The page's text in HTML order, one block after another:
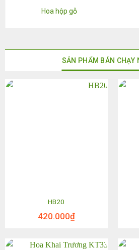
Hoa hộp gỗ
SẢN PHẨM BÁN CHẠY
HB20
420.000₫